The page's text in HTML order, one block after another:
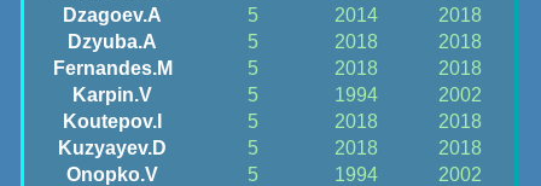
Dzagoev.A
5 2014
2018
Dzyuba.A
5 2018
2018
Fernandes.M
5 2018
2018
Karpin.V
5 1994
2002
Koutepov.I
5 2018
2018
Kuzyayev.D
5 2018
2018
Onopko.V
5 1994
2002